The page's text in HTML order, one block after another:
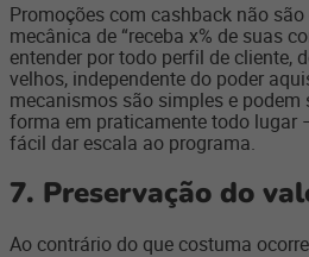
Promoções com cashback não
mecânica de “receba x% de suas
entender por todo perfil de cliente,
velhos, independente do poder
mecanismos são simples e
forma em praticamente todo lugar
fácil dar escala ao programa.
7. Preservação do
Ao contrário do que costuma